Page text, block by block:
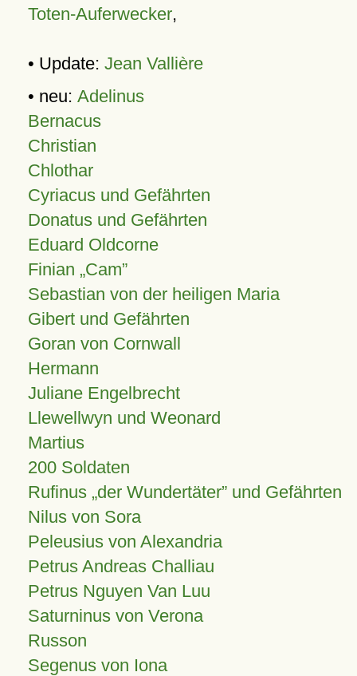
Toten-Auferwecker,
• Update: Jean Vallière
• neu: Adelinus
Bernacus
Christian
Chlothar
Cyriacus und Gefährten
Donatus und Gefährten
Eduard Oldcorne
Finian Cam
Sebastian von der heiligen Maria
Gibert und Gefährten
Goran von Cornwall
Hermann
Juliane Engelbrecht
Llewellwyn und Weonard
Martius
200 Soldaten
Rufinus „der Wundertäter” und Gefährten
Nilus von Sora
Peleusius von Alexandria
Petrus Andreas Challiau
Petrus Nguyen Van Luu
Saturninus von Verona
Russon
Segenus von Iona